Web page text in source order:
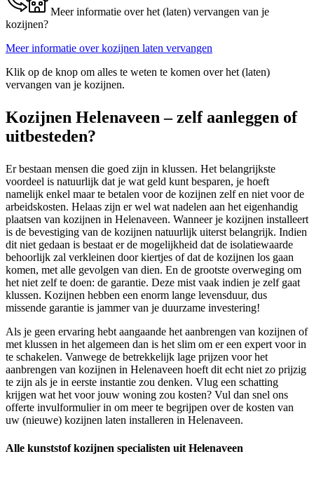
Meer informatie over het (laten) vervangen van je
kozijnen?
Meer informatie over kozijnen laten vervangen
Klik op de knop om alles te weten te komen over het (laten)
vervangen van je kozijnen.
Kozijnen Helenaveen – zelf aanleggen of
uitbesteden?
Er bestaan mensen die goed zijn in klussen. Het belangrijkste
voordeel is natuurlijk dat je wat geld kunt besparen, je hoeft
namelijk enkel maar te betalen voor de kozijnen zelf en niet voor de
arbeidskosten. Helaas zijn er wel wat nadelen aan het eigenhandig
plaatsen van kozijnen in Helenaveen. Wanneer je kozijnen installeert
is de bevestiging van de kozijnen natuurlijk uiterst belangrijk. Indien
dit niet gedaan is bestaat er de mogelijkheid dat de isolatiewaarde
behoorlijk zal verkleinen door kiertjes of dat de kozijnen los gaan
komen, met alle gevolgen van dien. En de grootste overweging om
het niet zelf te doen: de garantie. Deze mist vaak indien je zelf gaat
klussen. Kozijnen hebben een enorm lange levensduur, dus
missende garantie is jammer van je duurzame investering!
Als je geen ervaring hebt aangaande het aanbrengen van kozijnen of
met klussen in het algemeen dan is het slim om er een expert voor in
te schakelen. Vanwege de betrekkelijk lage prijzen voor het
aanbrengen van kozijnen in Helenaveen hoeft dit echt niet zo prijzig
te zijn als je in eerste instantie zou denken. Vlug een schatting
krijgen wat het voor jouw woning zou kosten? Vul dan snel ons
offerte invulformulier in om meer te begrijpen over de kosten van
uw (nieuwe) kozijnen laten installeren in Helenaveen.
Alle kunststof kozijnen specialisten uit Helenaveen